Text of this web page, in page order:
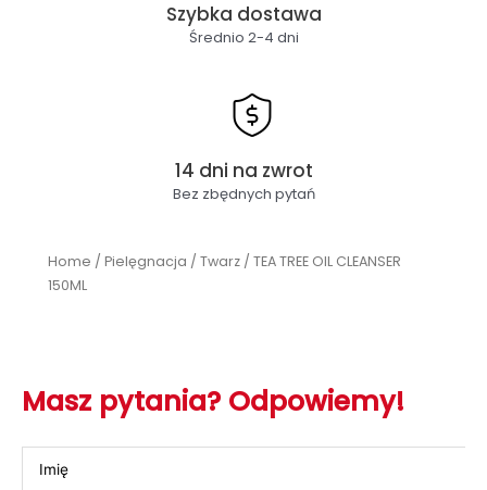
Szybka dostawa
Średnio 2-4 dni
14 dni na zwrot
Bez zbędnych pytań
Home / Pielęgnacja / Twarz / TEA TREE OIL CLEANSER
150ML
Masz pytania? Odpowiemy!